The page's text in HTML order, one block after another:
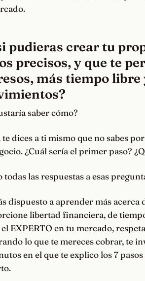
pudieras crear tu
precisos, y que te
más tiempo
saber cómo?
te dices a ti mismo que no sabes
¿Cuál sería el primer paso?
todas las respuestas a esas
dispuesto a aprender más
libertad financiera, de
EXPERTO en tu mercado,
lo que te mereces cobrar, te
en el que te explico los 7